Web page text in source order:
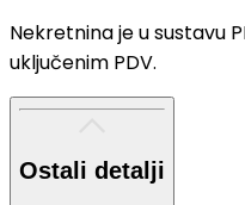
Nekretnina je u sustavu
uključenim PDV.
Ostali detalji